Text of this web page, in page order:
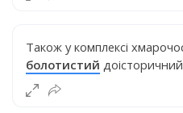
Також у комплексі
болотистий